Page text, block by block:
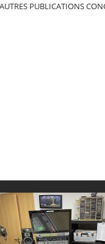
PUBLICATIONS